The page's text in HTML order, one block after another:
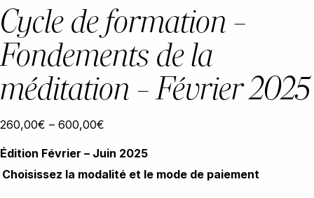
Cycle de formation –
Fondements de la
méditation – Février 2025
260,00€ – 600,00€
Édition Février – Juin 2025
Choisissez la modalité et le mode de paiement